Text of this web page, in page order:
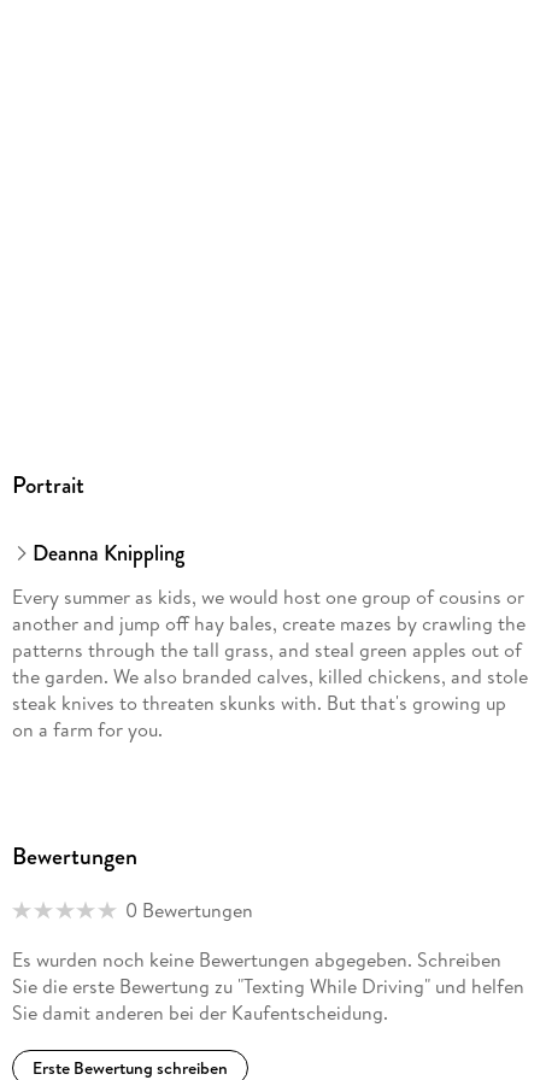
Portrait
Deanna Knippling
Every summer as kids, we would host one group of cousins or
another and jump off hay bales, create mazes by crawling the
patterns through the tall grass, and steal green apples out of
the garden. We also branded calves, killed chickens, and stole
steak knives to threaten skunks with. But that's growing up
on a farm for you.
way or another.
My first novel, Choose Your Doom: Zombie Apocalypse, was
through Meta Geek.
"This is how I like my zombies: fast and funny. Choose this
book, and you won't be choosing your doom. You'll be
choosing hours of gooey, gory hilarity."
Bewertungen
0 Bewertungen
Es wurden noch keine Bewertungen abgegeben. Schreiben
Sie die erste Bewertung zu "Texting While Driving" und helfen
Sie damit anderen bei der Kaufentscheidung.
Erste Bewertung schreiben